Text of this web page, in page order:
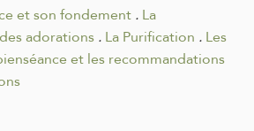
et son fondement.La
adorations.La Purification .Les
et les recommandations